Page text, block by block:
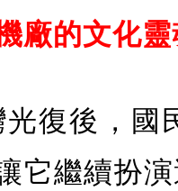
廠的文化
光復後，國
它繼續扮